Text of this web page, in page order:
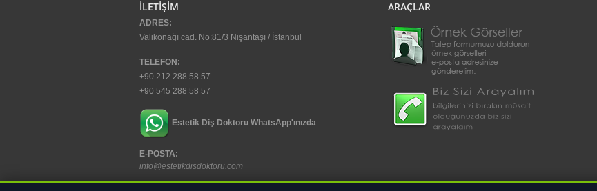
İLETİŞİM
ADRES:
Valikonağı cad. No:81/3 Nişantaşı / İstanbul
TELEFON:
+90 212 288 58 57
+90 545 288 58 57
Estetik Diş Doktoru WhatsApp'ınızda
E-POSTA:
info@estetikdisdoktoru.com
ARAÇLAR